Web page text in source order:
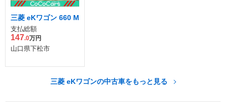
三菱 eKワゴン 660 M
支払総額
147.0万円
山口県下松市
三菱 eKワゴンの中古車をもっと見る